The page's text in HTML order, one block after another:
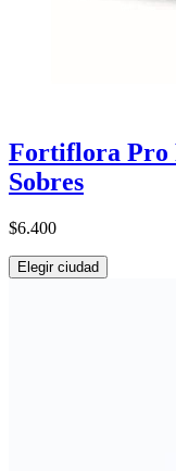
Fortiflora Pro
Sobres
$6.400
Elegir ciudad